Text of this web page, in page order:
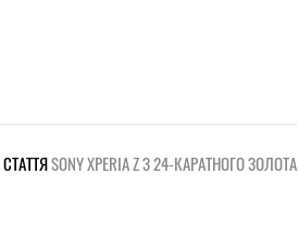
SONY XPERIA Z З 24-КАРАТНОГО ЗОЛОТА